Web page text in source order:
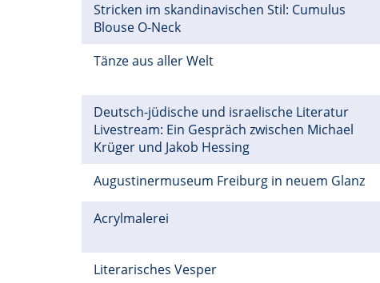
Stricken im skandinavischen Stil: Cumulus
Blouse O-Neck
Tänze aus aller Welt
Deutsch-jüdische und israelische Literatur
Livestream: Ein Gespräch zwischen Michael
Krüger und Jakob Hessing
Augustinermuseum Freiburg in neuem Glanz
Acrylmalerei
Literarisches Vesper